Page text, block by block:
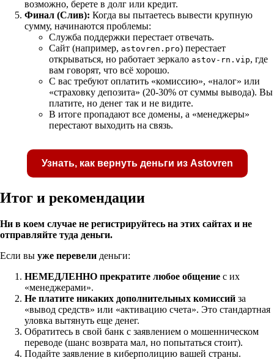
возможно, берете в долг или кредит.
Финал (Слив): Когда вы пытаетесь вывести крупную
сумму, начинаются проблемы:
Служба поддержки перестает отвечать.
Сайт (например, astovren.pro) перестает
открываться, но работает зеркало astov-rn.vip, где
вам говорят, что всё хорошо.
С вас требуют оплатить «комиссию», «налог» или
«страховку депозита» (20-30% от суммы вывода). Вы
платите, но денег так и не видите.
В итоге пропадают все домены, а «менеджеры»
перестают выходить на связь.
Узнать, как вернуть деньги из Astovren
Получите бесплатную консультацию по
средств
Форма для пострадавших инвесторов
Итог и рекомендации
Ни в коем случае не регистрируйтесь на этих сайтах и не
отправляйте туда деньги.
Если вы уже перевели деньги:
НЕМЕДЛЕННО прекратите любое общение с их
«менеджерами».
Не платите никаких дополнительных комиссий за
«вывод средств» или «активацию счета». Это стандартная
уловка вытянуть еще денег.
Обратитесь в свой банк с заявлением о мошенническом
переводе (шанс возврата мал, но попытаться стоит).
Подайте заявление в киберполицию вашей страны.